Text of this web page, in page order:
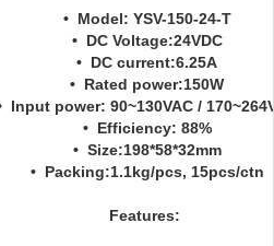
• Model: YSV-150-24-T
• DC Voltage:24VDC
• DC current:6.25A
• Rated power:150W
Input power: 90~130VAC /
• Efficiency: 88%
• Size:198*58*32mm
• Packing:1.1kg/pcs, 15pcs/ctn
Features: